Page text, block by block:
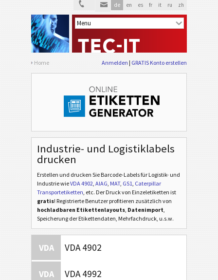
de en es fr it ru zh
Home Anmelden GRATIS Konto erstellen
Industrie- und Logistiklabels
drucken
Erstellen und drucken Sie Barcode-Labels für Logistik- und
IndustriewieVDA 4902, AIAG, MAT, GS1, Caterpillar
Transportetiketten, etc. Der Druck von Einzeletiketten ist
gratis! Registrierte Benutzer profitieren zusätzlich von
hochladbaren Etikettenlayouts, Datenimport,
Speicherung der Etikettendaten, Mehrfachdruck, u.s.w.
VDA VDA 4902
VDA VDA 4992